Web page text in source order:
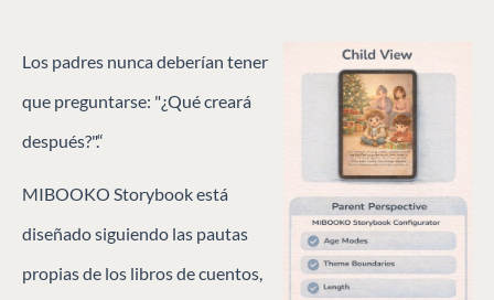
Los padres nunca deberían tener
que preguntarse: "¿Qué creará
después?".“
MIBOOKO Storybook está
diseñado siguiendo las pautas
propias de los libros de cuentos,